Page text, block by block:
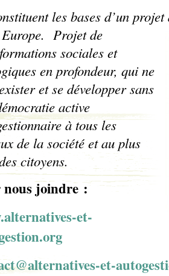
les bases d’un
Projet de
sociales et
en profondeur, qui ne
et se développer sans
active
à tous les
de la société et au plus
citoyens.
nous joindre :
et-
et-